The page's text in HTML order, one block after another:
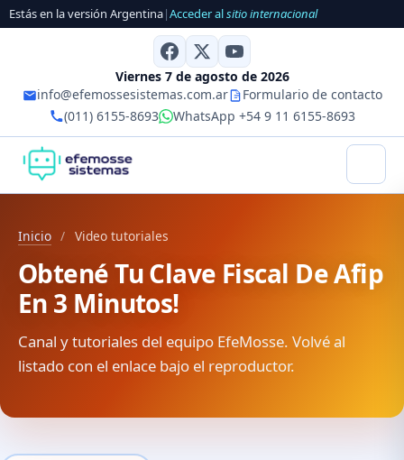
Estás en la versión Argentina|Acceder alsitio internacional
Viernes 7 de agosto de 2026
info@efemossesistemas.com.ar
Formulario de contacto
(011) 6155-8693
WhatsApp +54 9 11 6155-8693
Inicio / Video tutoriales
Obtené Tu Clave Fiscal De Afip
En 3 Minutos!
Canal y tutoriales del equipo EfeMosse. Volvé al
listado con el enlace bajo el reproductor.